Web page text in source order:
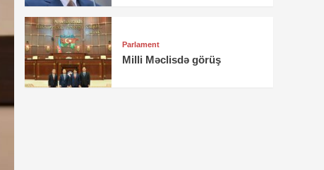
Parlament
Milli Məclisdə görüş